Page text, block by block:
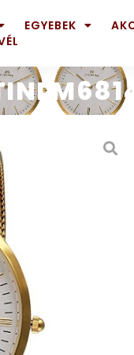
EGYEBEK